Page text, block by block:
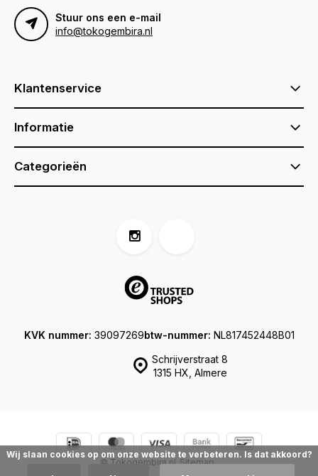
Stuur ons een e-mail
info@tokogembira.nl
Klantenservice
Informatie
Categorieën
Schrijverstraat 8
1315 HX, Almere
KVK nummer: 39097269btw-nummer: NL817452448B01
© Tokogembira.nl Sitemap
Wij slaan cookies op om onze website te verbeteren. Is dat akkoord?